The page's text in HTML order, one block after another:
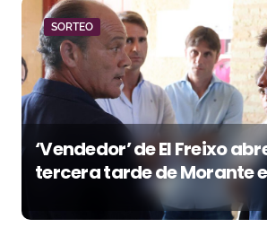
SORTEO
‘Vendedor’ de El Freixo
tercera tarde de Morante
la temporada portuense